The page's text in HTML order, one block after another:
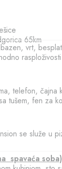
65km
vrt,
telefon,
tušem, fen za
se služe u
spavaća